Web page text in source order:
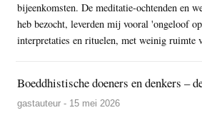
bijeenkomsten. De meditatie-ochtenden en
heb bezocht, leverden mij vooral 'ongeloof
interpretaties en rituelen, met weinig ruimte
Boeddhistische doeners en denkers –
gastauteur - 15 mei 2026